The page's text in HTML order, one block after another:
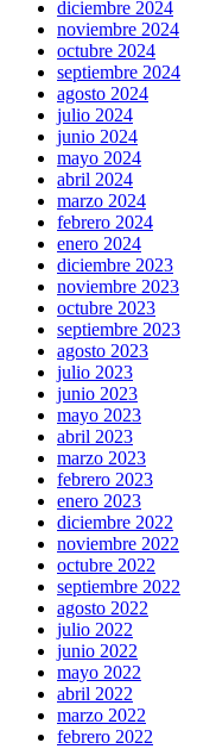
diciembre 2024
noviembre 2024
octubre 2024
septiembre 2024
agosto 2024
julio 2024
junio 2024
mayo 2024
abril 2024
marzo 2024
febrero 2024
enero 2024
diciembre 2023
noviembre 2023
octubre 2023
septiembre 2023
agosto 2023
julio 2023
junio 2023
mayo 2023
abril 2023
marzo 2023
febrero 2023
enero 2023
diciembre 2022
noviembre 2022
octubre 2022
septiembre 2022
agosto 2022
julio 2022
junio 2022
mayo 2022
abril 2022
marzo 2022
febrero 2022